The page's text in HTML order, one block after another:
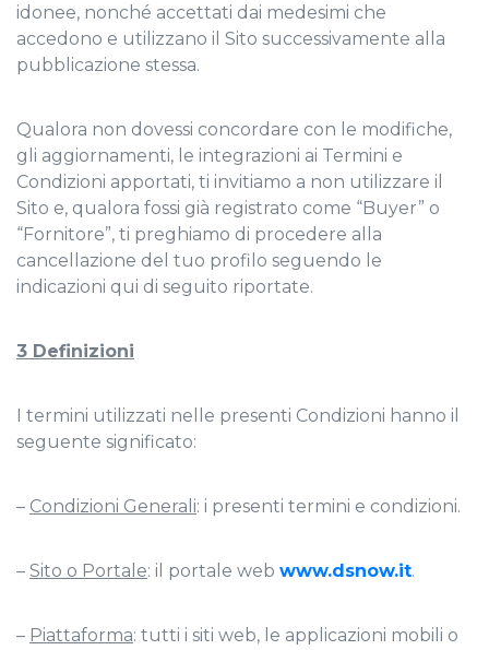
idonee, nonché accettati dai medesimi che
accedono e utilizzano il Sito successivamente alla
pubblicazione stessa.
Qualora non dovessi concordare con le modifiche,
gli aggiornamenti, le integrazioni ai Termini e
Condizioni apportati, ti invitiamo a non utilizzare il
Sito e, qualora fossi già registrato come “Buyer” o
“Fornitore”, ti preghiamo di procedere alla
cancellazione del tuo profilo seguendo le
indicazioni qui di seguito riportate.
3 Definizioni
I termini utilizzati nelle presenti Condizioni hanno il
seguente significato:
– Condizioni Generali: i presenti termini e condizioni.
– Sito o Portale: il portale web www.dsnow.it.
– Piattaforma: tutti i siti web, le applicazioni mobili o